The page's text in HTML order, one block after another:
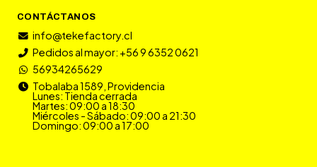
CONTÁCTANOS
info@tekefactory.cl
Pedidos al mayor: +56 9 6352 0621
56934265629
Tobalaba 1589, Providencia
Lunes: Tienda cerrada
Martes: 09:00 a 18:30
Miércoles - Sábado: 09:00 a 21:30
Domingo: 09:00 a 17:00